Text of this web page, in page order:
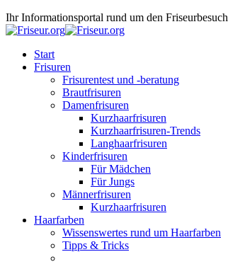
Ihr Informationsportal rund um den Friseurbesuch
Start
Frisuren
Frisurentest und -beratung
Brautfrisuren
Damenfrisuren
Kurzhaarfrisuren
Kurzhaarfrisuren-Trends
Langhaarfrisuren
Kinderfrisuren
Für Mädchen
Für Jungs
Männerfrisuren
Kurzhaarfrisuren
Haarfarben
Wissenswertes rund um Haarfarben
Tipps & Tricks